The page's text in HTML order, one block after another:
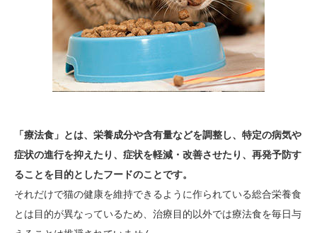
「療法食」とは、 栄養成分や含有量などを調整し、特定の病気や
症状の進行を抑えたり、症状を軽減・改善させたり、再発予防す
ることを目的としたフードのことです。
それだけで猫の健康を維持できるように作られている総合栄養食
とは目的が異なっているため、治療目的以外では療法食を毎日与